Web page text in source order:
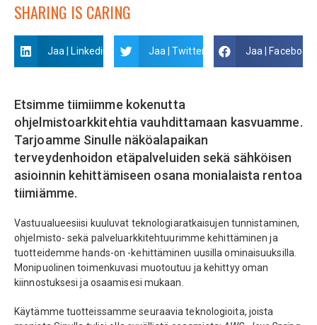
SHARING IS CARING
Jaa | Linkedin Jaa | Twitter Jaa | Facebook
Etsimme tiimiimme kokenutta
ohjelmistoarkkitehtia vauhdittamaan kasvuamme.
Tarjoamme Sinulle näköalapaikan
terveydenhoidon etäpalveluiden sekä sähköisen
asioinnin kehittämiseen osana monialaista rentoa
tiimiämme.
Vastuualueesiisi kuuluvat teknologiaratkaisujen tunnistaminen,
ohjelmisto- sekä palveluarkkitehtuurimme kehittäminen ja
tuotteidemme hands-on -kehittäminen uusilla ominaisuuksilla.
Monipuolinen toimenkuvasi muotoutuu ja kehittyy oman
kiinnostuksesi ja osaamisesi mukaan.
Käytämme tuotteissamme seuraavia teknologioita, joista